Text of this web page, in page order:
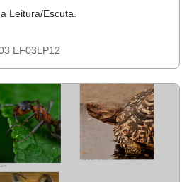
Leitura/Escuta.
EF03LP12